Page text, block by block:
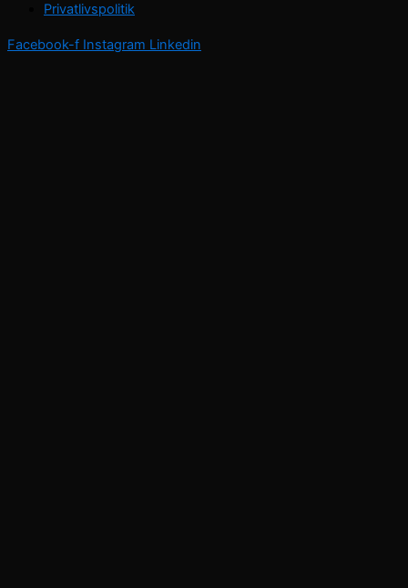
Privatlivspolitik
Facebook-f Instagram Linkedin